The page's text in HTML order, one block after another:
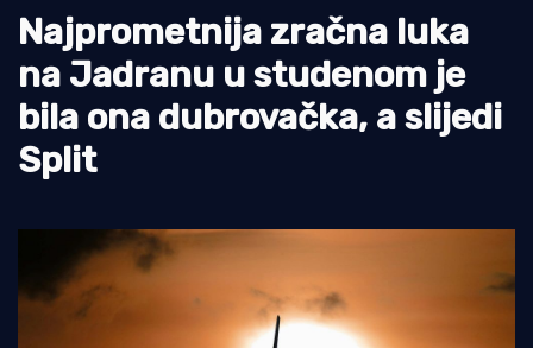
Pomorstvo
Ribolov
Ekologija
Tradicija i kultura
Najprometnija zračna luka
na Jadranu u studenom je
bila ona dubrovačka, a slijedi
Split